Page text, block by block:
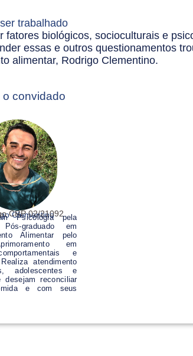
trabalhado
biológicos, socioculturais e
essas e outros questionamentos
alimentar, Rodrigo Clementino.
o convidado
Clementino
CRP 02/21092
Psicologia pela
Pós-graduado em
Alimentar pelo
em
e
atendimento
adolescentes e
desejam reconciliar
e com seus